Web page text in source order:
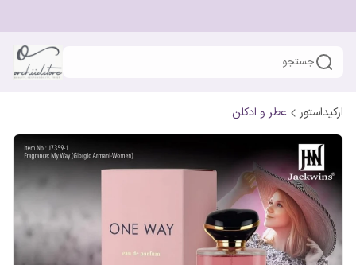
جستجو
ارکیداستور عطر و ادکلن